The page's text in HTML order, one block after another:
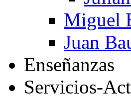
Miguel
Juan
Enseñanzas
Servicios-